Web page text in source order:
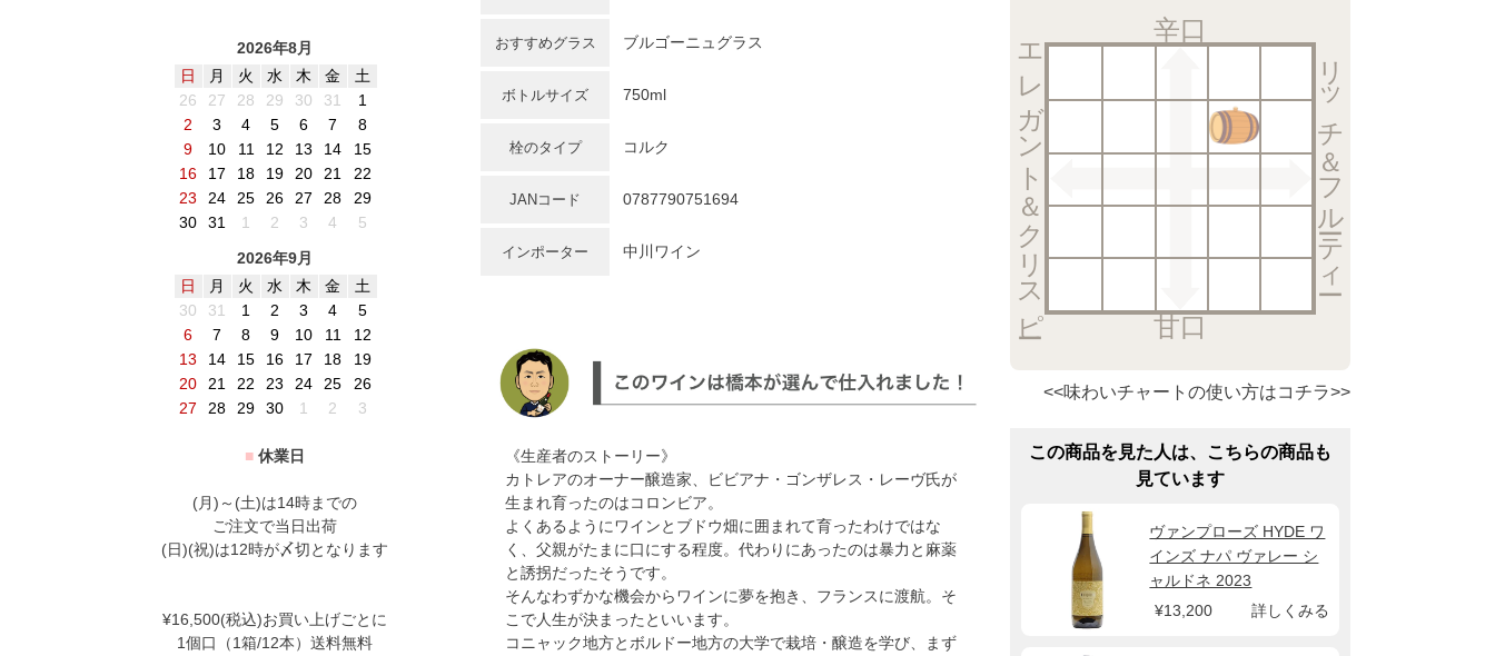
2026年8月
日
月 火 水 木 金
土
26
27 28 29 30 31
1
2
3 4 5 6 7
8
9
10 11 12 13 14
15
16
17 18 19 20 21
22
23
24 25 26 27 28
29
30
31 1 2 3 4
5
2026年9月
日
月 火 水 木 金
土
30
31 1 2 3 4
5
6
7 8 9 10 11
12
13
14 15 16 17 18
19
20
21 22 23 24 25
26
27
28 29 30 1 2 3
■ 休業日
(月)～(土)は14時までの
ご注文で当日出荷
(日)(祝)は12時が〆切となります
¥16,500(税込)お買い上げごとに
1個口（1箱/12本）送料無料
おすすめグラス ブルゴーニュグラス
ボトルサイズ 750ml
栓のタイプ コルク
JANコード 0787790751694
インポーター 中川ワイン
《生産者のストーリー》
カトレアのオーナー醸造家、ビビアナ・ゴンザレス・レーヴ氏が
生まれ育ったのはコロンビア。
よくあるようにワインとブドウ畑に囲まれて育ったわけではな
く、父親がたまに口にする程度。代わりにあったのは暴力と麻薬
と誘拐だったそうです。
そんなわずかな機会からワインに夢を抱き、フランスに渡航。そ
こで人生が決まったといいます。
コニャック地方とボルドー地方の大学で栽培・醸造を学び、まず
辛口
リッチ＆フルーティー
甘口
エレガント＆クリスピー
<<味わいチャートの使い方はコチラ>>
この商品を見た人は、こちらの商品も
見ています
ヴァンプローズ HYDE ワ
インズ ナパ ヴァレー シ
ャルドネ 2023
¥13,200
詳しくみる